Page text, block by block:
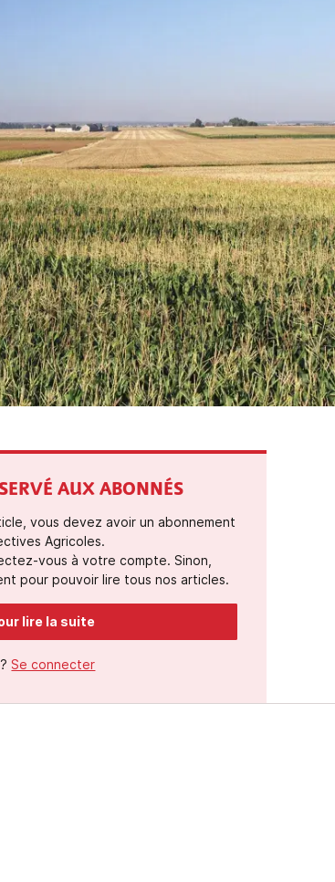
AUX ABONNÉS
vous devez avoir un abonnement
Agricoles.
vous à votre compte. Sinon,
pour pouvoir lire tous nos articles.
lire la suite
Se connecter